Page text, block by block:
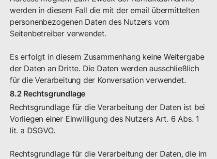
werden in diesem Fall die mit der email übermittelten
personenbezogenen Daten des Nutzers vom
Seitenbetreiber verwendet.
Es erfolgt in diesem Zusammenhang keine Weitergabe
der Daten an Dritte. Die Daten werden ausschließlich
für die Verarbeitung der Konversation verwendet.
8.2 Rechtsgrundlage
Rechtsgrundlage für die Verarbeitung der Daten ist bei
Vorliegen einer Einwilligung des Nutzers Art. 6 Abs. 1
lit. a DSGVO.
Rechtsgrundlage für die Verarbeitung der Daten, die im